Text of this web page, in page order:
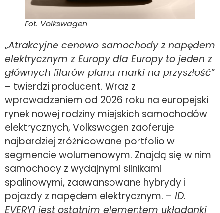
Fot. Volkswagen
„Atrakcyjne cenowo samochody z napędem
elektrycznym z Europy dla Europy to jeden z
głównych filarów planu marki na przyszłość”
– twierdzi producent. Wraz z
wprowadzeniem od 2026 roku na europejski
rynek nowej rodziny miejskich samochodów
elektrycznych, Volkswagen zaoferuje
najbardziej zróżnicowane portfolio w
segmencie wolumenowym. Znajdą się w nim
samochody z wydajnymi silnikami
spalinowymi, zaawansowane hybrydy i
pojazdy z napędem elektrycznym. – ID.
EVERY1 jest ostatnim elementem układanki